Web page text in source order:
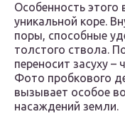
Особенность этого
уникальной коре.
поры, способные
толстого ствола.
переносит засуху –
Фото пробкового
вызывает особое
насаждений земли.